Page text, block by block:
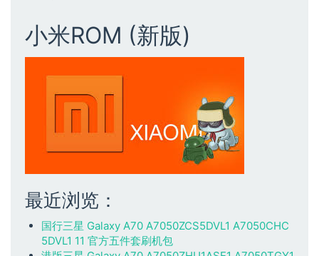
小米ROM (新版)
最近浏览：
国行三星 Galaxy A70 A7050ZCS5DVL1 A7050CHC
5DVL1 11 官方五件套刷机包